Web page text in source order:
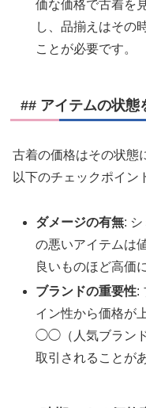
価な価格で古着を
し、品揃えはその
ことが必要です。
## アイテムの状態
古着の価格はその状態
以下のチェックポイン
ダメージの有無:
の悪いアイテムは
良いものほど高価
ブランドの重要性:
イン性から価格が
◯◯（人気ブラン
取引されることが